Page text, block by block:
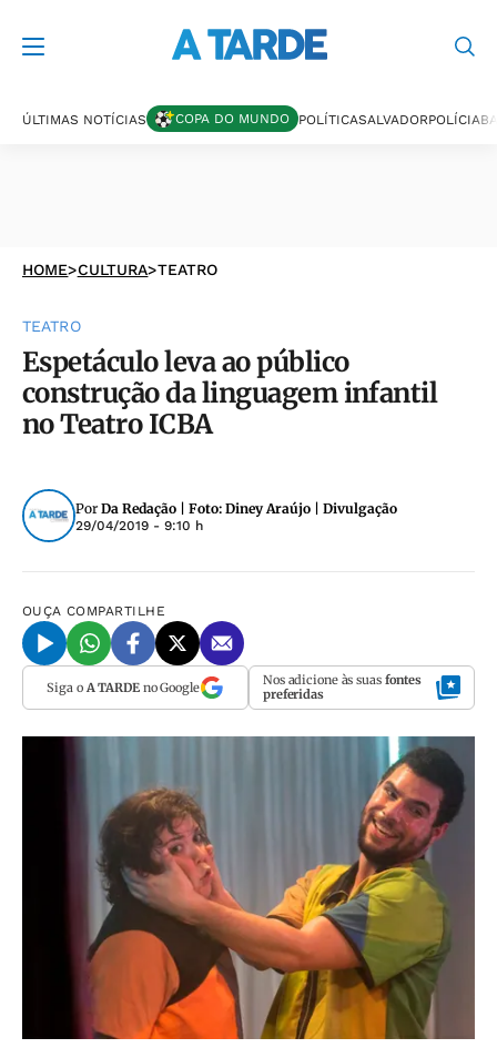
ÚLTIMAS NOTÍCIAS COPA DO MUNDO POLÍTICASALVADORPOLÍCIA
HOME>CULTURA>TEATRO
TEATRO
Espetáculo leva ao público
construção da linguagem infantil
no Teatro ICBA
Por Da Redação | Foto: Diney Araújo | Divulgação
29/04/2019 - 9:10 h
OUÇA COMPARTILHE
Siga o A TARDEno Google Nos adicione às suas fontes
preferidas